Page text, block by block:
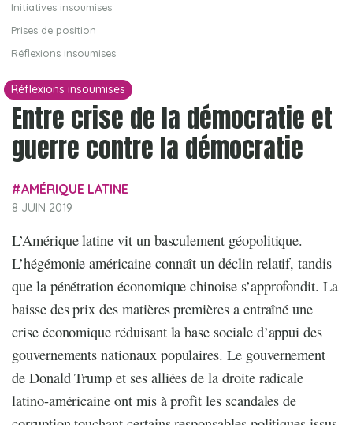
Initiatives insoumises
Prises de position
Réflexions insoumises
Réflexions insoumises
Entre crise de la démocratie et
guerre contre la démocratie
AMÉRIQUE LATINE
8 JUIN 2019
L’Amérique latine vit un basculement géopolitique.
L’hégémonie américaine connaît un déclin relatif, tandis
que la pénétration économique chinoise s’approfondit. La
baisse des prix des matières premières a entraîné une
crise économique réduisant la base sociale d’appui des
gouvernements nationaux populaires. Le gouvernement
de Donald Trump et ses alliées de la droite radicale
latino-américaine ont mis à profit les scandales de